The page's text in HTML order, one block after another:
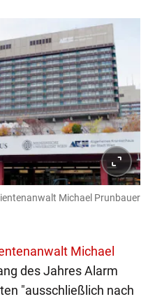
Michael Prunbauer
Michael
des Jahres Alarm
"ausschließlich nach